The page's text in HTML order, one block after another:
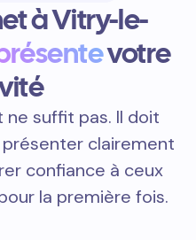
à Vitry-le-
votre
suffit pas. Il doit
clairement
confiance à ceux
la première fois.